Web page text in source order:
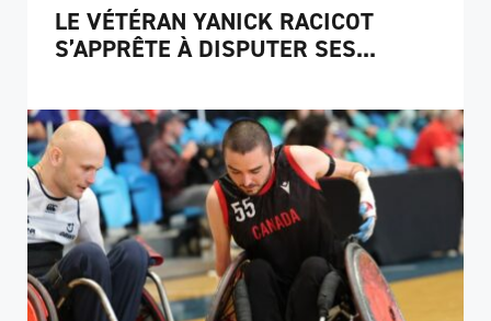
LE VÉTÉRAN YANICK RACICOT
S’APPRÊTE À DISPUTER SES...